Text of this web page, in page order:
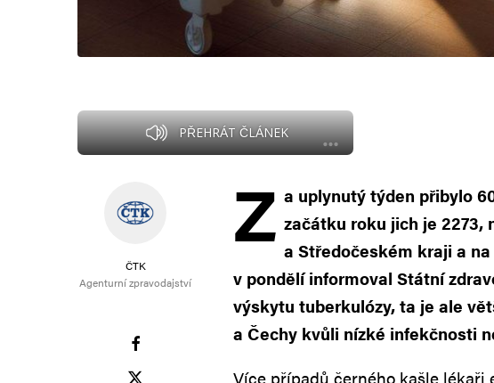
PŘEHRÁT ČLÁNEK
ČTK
Agenturní zpravodajství
Z a uplynutý týden přibylo
začátku roku jich je 2273,
a Středočeském kraji a
v pondělí informoval Státní
výskytu tuberkulózy, ta je ale
a Čechy kvůli nízké infekčnosti
Více případů černého kašle lékaři